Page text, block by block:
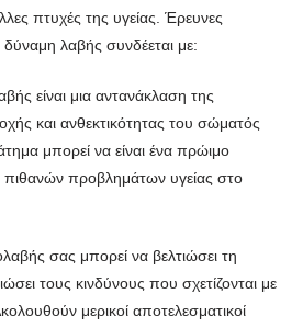
πτυχές της υγείας. Έρευνες
δύναμη λαβής συνδέεται με:
είναι μια αντανάκλαση της
και ανθεκτικότητας του σώματός
μπορεί να είναι ένα πρώιμο
πιθανών προβλημάτων υγείας στο
σας μπορεί να βελτιώσει τη
τους κινδύνους που σχετίζονται με
μερικοί αποτελεσματικοί